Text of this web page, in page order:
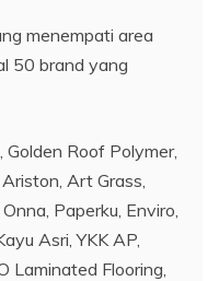
menempati area
50 brand yang
Roof Polymer,
Art Grass,
Paperku, Enviro,
Asri, YKK AP,
Laminated Flooring,